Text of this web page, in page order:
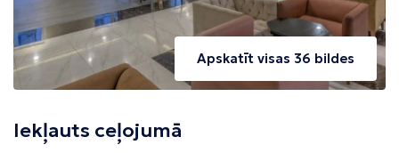
Apskatīt visas 36 bildes
Iekļauts ceļojumā